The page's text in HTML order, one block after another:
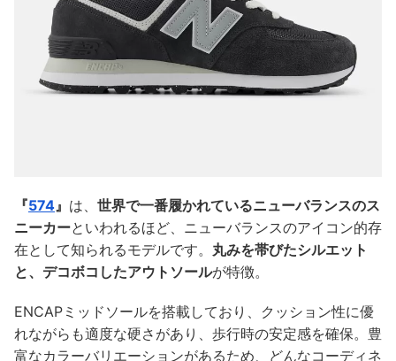
『574 』 は、 世界で一番履かれているニューバランスのス
ニーカーといわれるほど、ニューバランスのアイコン的存
在として知られるモデルです。 丸みを帯びたシルエット
と、デコボコしたアウトソールが特徴。
ENCAPミッドソールを搭載しており、クッション性に優
れながらも適度な硬さがあり、歩行時の安定感を確保。豊
富なカラーバリエーションがあるため、どんなコーディネ